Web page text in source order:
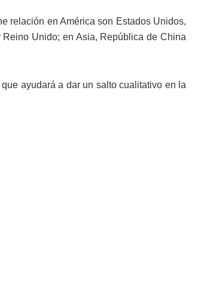
relación en América son Estados Unidos,
Unido; en Asia, República de China
ayudará a dar un salto cualitativo en la